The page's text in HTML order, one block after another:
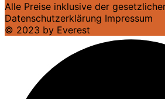
Alle Preise inklusive der
Datenschutzerklärung Impressum
© 2023 by Everest